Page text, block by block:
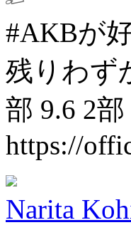
#AKBが
残りわず
部 9.6 2
https://
Narita